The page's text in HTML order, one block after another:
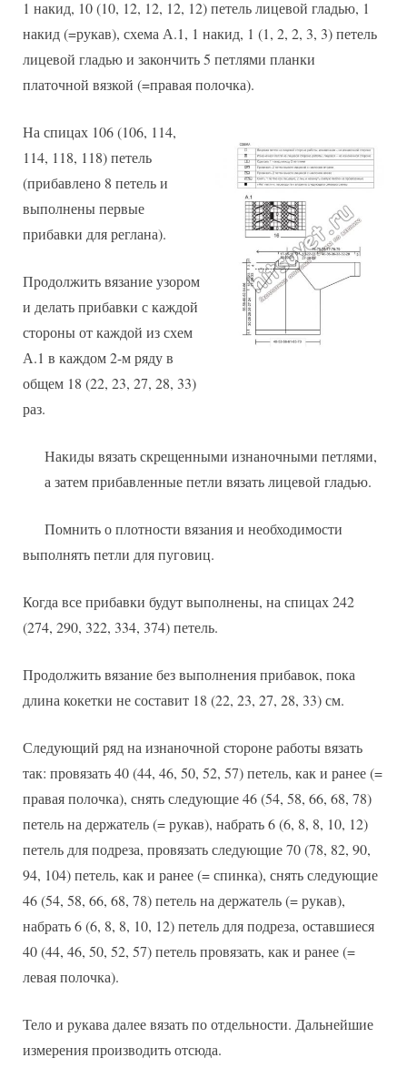
1 накид, 10 (10, 12, 12, 12, 12) петель лицевой гладью, 1
накид (=рукав), схема А.1, 1 накид, 1 (1, 2, 2, 3, 3) петель
лицевой гладью и закончить 5 петлями планки
платочной вязкой (=правая полочка).
На спицах 106 (106, 114,
114, 118, 118) петель
(прибавлено 8 петель и
выполнены первые
прибавки для реглана).
Продолжить вязание узором
и делать прибавки с каждой
стороны от каждой из схем
А.1 в каждом 2-м ряду в
общем 18 (22, 23, 27, 28, 33)
раз.
Накиды вязать скрещенными изнаночными петлями,
а затем прибавленные петли вязать лицевой гладью.
Помнить о плотности вязания и необходимости
выполнять петли для пуговиц.
Когда все прибавки будут выполнены, на спицах 242
(274, 290, 322, 334, 374) петель.
Продолжить вязание без выполнения прибавок, пока
длина кокетки не составит 18 (22, 23, 27, 28, 33) см.
Следующий ряд на изнаночной стороне работы вязать
так: провязать 40 (44, 46, 50, 52, 57) петель, как и ранее (=
правая полочка), снять следующие 46 (54, 58, 66, 68, 78)
петель на держатель (= рукав), набрать 6 (6, 8, 8, 10, 12)
петель для подреза, провязать следующие 70 (78, 82, 90,
94, 104) петель, как и ранее (= спинка), снять следующие
46 (54, 58, 66, 68, 78) петель на держатель (= рукав),
набрать 6 (6, 8, 8, 10, 12) петель для подреза, оставшиеся
40 (44, 46, 50, 52, 57) петель провязать, как и ранее (=
левая полочка).
Тело и рукава далее вязать по отдельности. Дальнейшие
измерения производить отсюда.